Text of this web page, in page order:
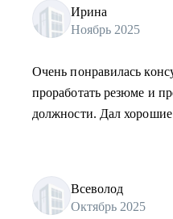
Ирина
Ноябрь 2025
Очень понравилась
проработать резюме и
должности. Дал хорошие
Всеволод
Октябрь 2025